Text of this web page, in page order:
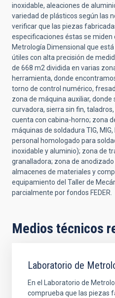
inoxidable, aleaciones de
variedad de plásticos según las
verificar que las piezas
especificaciones éstas se miden
Metrología Dimensional que
útiles con alta precisión de
de 668 m2 dividida en varias
herramienta, donde
torno de control numérico,
zona de máquina auxiliar, donde
curvadora, sierra sin fin,
cuenta con cabina-horno; zona
máquinas de soldadura TIG,
personal homologado para
inoxidable y aluminio); zona de
granalladora; zona de
almacenes de materiales y
equipamiento del Taller de
parcialmente por fondos FEDER.
Medios técnicos
Laboratorio de
En el Laboratorio de
comprueba que las piezas